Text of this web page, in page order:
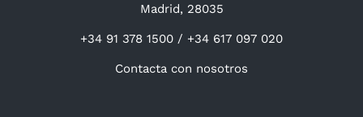
Madrid, 28035
+34 91 378 1500 / +34 617 097 020
Contacta con nosotros